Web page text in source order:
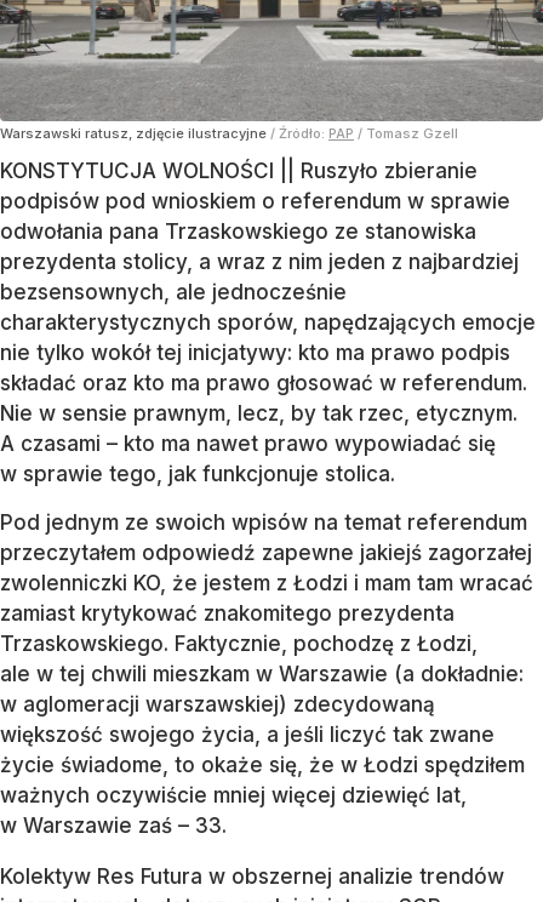
Warszawski ratusz, zdjęcie ilustracyjne / Źródło: PAP / Tomasz Gzell
KONSTYTUCJA WOLNOŚCI || Ruszyło zbieranie
podpisów pod wnioskiem o referendum w sprawie
odwołania pana Trzaskowskiego ze stanowiska
prezydenta stolicy, a wraz z nim jeden z najbardziej
bezsensownych, ale jednocześnie
charakterystycznych sporów, napędzających emocje
nie tylko wokół tej inicjatywy: kto ma prawo podpis
składać oraz kto ma prawo głosować w referendum.
Nie w sensie prawnym, lecz, by tak rzec, etycznym.
A czasami – kto ma nawet prawo wypowiadać się
w sprawie tego, jak funkcjonuje stolica.
Pod jednym ze swoich wpisów na temat referendum
przeczytałem odpowiedź zapewne jakiejś zagorzałej
zwolenniczki KO, że jestem z Łodzi i mam tam wracać
zamiast krytykować znakomitego prezydenta
Trzaskowskiego. Faktycznie, pochodzę z Łodzi,
ale w tej chwili mieszkam w Warszawie (a dokładnie:
w aglomeracji warszawskiej) zdecydowaną
większość swojego życia, a jeśli liczyć tak zwane
życie świadome, to okaże się, że w Łodzi spędziłem
ważnych oczywiście mniej więcej dziewięć lat,
w Warszawie zaś – 33.
Kolektyw Res Futura w obszernej analizie trendów